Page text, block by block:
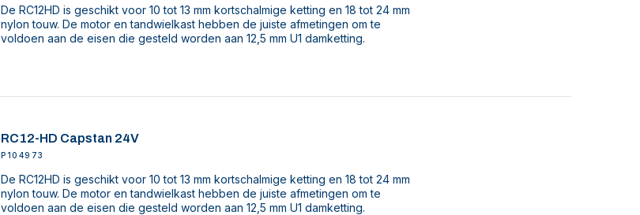
De RC12HD is geschikt voor 10 tot 13 mm kortschalmige ketting en 18 tot 24 mm
nylon touw. De motor en tandwielkast hebben de juiste afmetingen om te
voldoen aan de eisen die gesteld worden aan 12,5 mm U1 damketting.
RC12-HD Capstan 24V
P104973
De RC12HD is geschikt voor 10 tot 13 mm kortschalmige ketting en 18 tot 24 mm
nylon touw. De motor en tandwielkast hebben de juiste afmetingen om te
voldoen aan de eisen die gesteld worden aan 12,5 mm U1 damketting.